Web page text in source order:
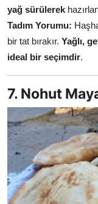
yağ sürülerek
Tadım Yorumu:
bir tat bırakır. Yağlı,
ideal bir seçimdir.
7. Nohut